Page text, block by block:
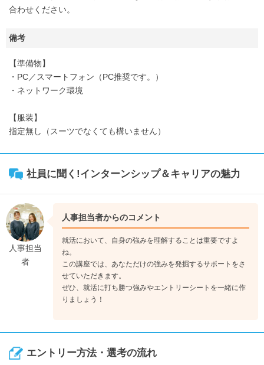
合わせください。
備考
【準備物】
・PC／スマートフォン（PC推奨です。）
・ネットワーク環境
【服装】
指定無し（スーツでなくても構いません）
社員に聞く!インターンシップ＆キャリアの魅力
人事担当
者
人事担当者からのコメント
就活において、自身の強みを理解することは重要ですよ
ね。
この講座では、あなただけの強みを発掘するサポートをさ
せていただきます。
ぜひ、就活に打ち勝つ強みやエントリーシートを一緒に作
りましょう！
エントリー方法・選考の流れ